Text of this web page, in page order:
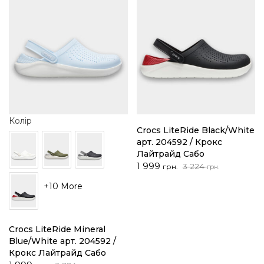
Колір
+10 More
Crocs LiteRide Mineral
Blue/White арт. 204592 /
Крокс Лайтрайд Сабо
Crocs LiteRide Black/White
арт. 204592 / Крокс
Лайтрайд Сабо
3 224грн.
Оригінальна
1 999 грн.
Поточна